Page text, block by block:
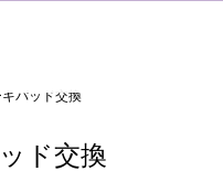
パッド交換
ド交換